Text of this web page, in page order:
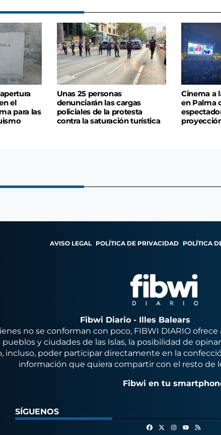
el
para las
Unas 25 personas
denunciarán las cargas
policiales de la protesta
contra la saturación turística
Cinema a
en Palma
AVISO LEGAL POLÍTICA DE PRIVACIDAD POLÍTICA
Fibwi Diario - Illes Balears
no se conforman con poco, FIBWI DIARIO
y ciudades de las Islas, la posibilidad de
incluso, poder participar directamente en la
información que quiera compartir con el resto de
Fibwi en tu
SÍGUENOS
FacebookInstagram